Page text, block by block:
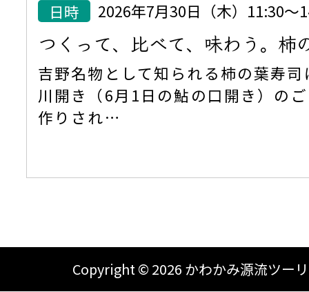
日時
2026年7月30日（木）11:30
つくって、比べて、味わう。柿
吉野名物として知られる柿の葉寿
川開き（6月1日の鮎の口開き）の
作りされ…
Copyright © 2026 かわかみ源流ツー